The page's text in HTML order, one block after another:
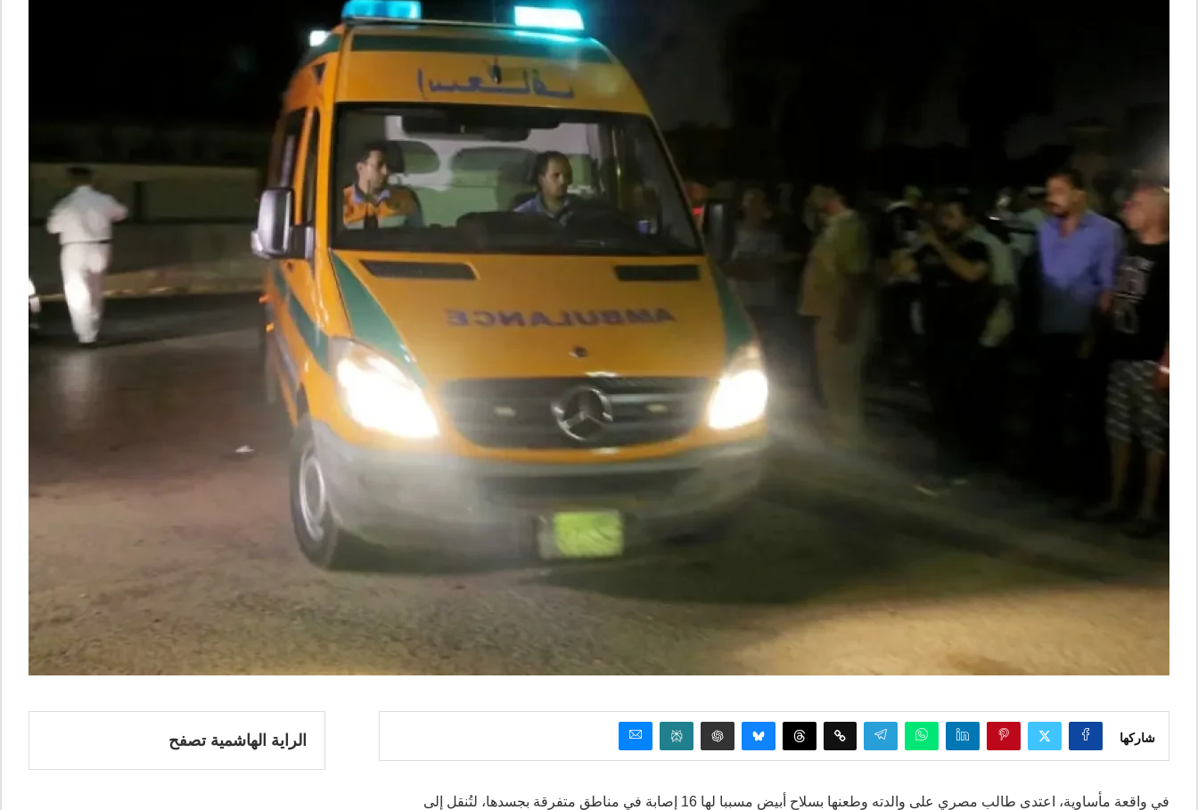
شاركها
في واقعة مأساوية، اعتدى طالب مصري على والدته وطعنها بسلاح أبيض مسببا لها 16 إصابة في مناطق متفرقة بجسدها، لتُنقل إلى
الراية الهاشمية تصفح